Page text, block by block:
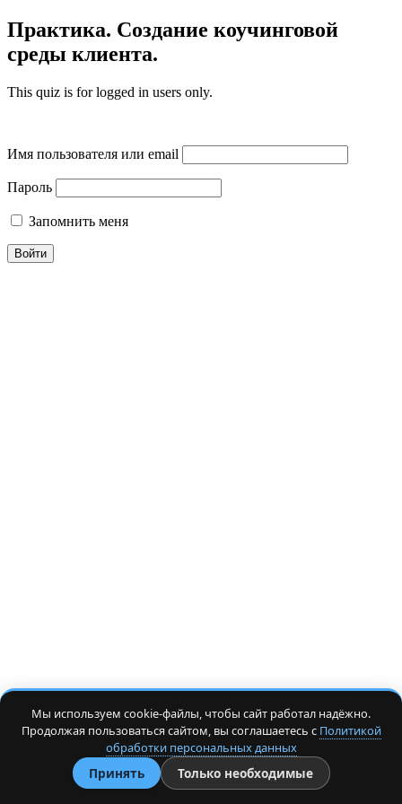
Мы используем cookie-файлы, чтобы сайт работал надёжно.
Продолжая пользоваться сайтом, вы соглашаетесь с Политикой
обработки персональных данных
Принять Только необходимые
Практика. Создание коучинговой
среды клиента.
This quiz is for logged in users only.
Имя пользователя или email
Пароль
Запомнить меня